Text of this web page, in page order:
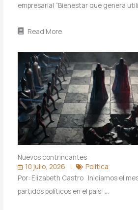
empresarial “Bienestar que genera
Read More
Nuevos contrincantes
10 julio, 2026
Politica
Por: Elizabeth Castro Iniciamos el
partidos políticos en el país: …